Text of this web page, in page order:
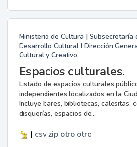
Ministerio de Cultura | Subsecretaría
Desarrollo Cultural I Dirección
Cultural y Creativo.
Espacios culturales.
Listado de espacios culturales
independientes localizados en la
Incluye bares, bibliotecas, calesitas,
disquerías, espacios de...
| csv zip otro otro